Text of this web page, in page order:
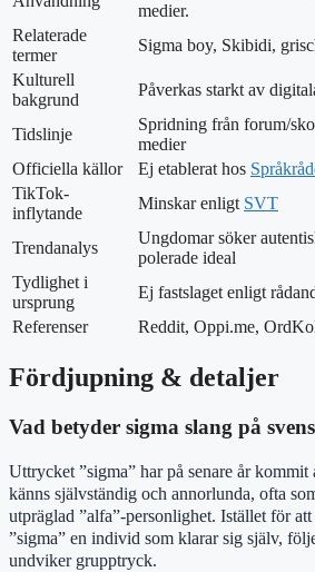
medier.
Relaterade
termer
Sigma boy, Skibidi,
Kulturell
bakgrund
Påverkas starkt av
Tidslinje
Spridning från forum/
medier
Officiella källor
Ej etablerat hos
TikTok-
inflytande
Minskar enligt SVT
Trendanalys
Ungdomar söker
polerade ideal
Tydlighet i
ursprung
Ej fastslaget enligt
Referenser
Reddit, Oppi.me,
Fördjupning & detaljer
Vad betyder sigma slang på
Uttrycket ”sigma” har på senare år
känns självständig och annorlunda, ofta
utpräglad ”alfa”-personlighet. Istället för
”sigma” en individ som klarar sig själv,
undviker grupptryck.